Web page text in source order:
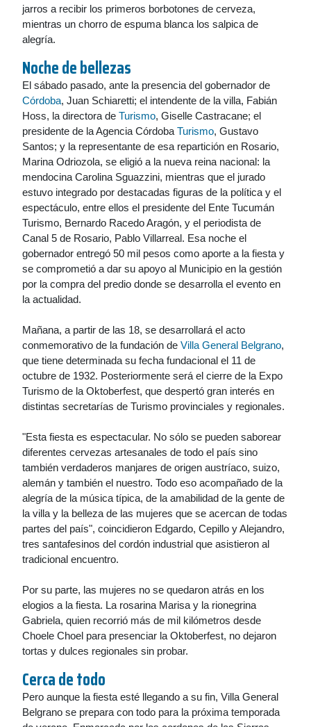
jarros a recibir los primeros borbotones de cerveza,
mientras un chorro de espuma blanca los salpica de
alegría.
Noche de bellezas
El sábado pasado, ante la presencia del gobernador de
Córdoba, Juan Schiaretti; el intendente de la villa, Fabián
Hoss, la directora de Turismo, Giselle Castracane; el
presidente de la Agencia Córdoba Turismo, Gustavo
Santos; y la representante de esa repartición en Rosario,
Marina Odriozola, se eligió a la nueva reina nacional: la
mendocina Carolina Sguazzini, mientras que el jurado
estuvo integrado por destacadas figuras de la política y el
espectáculo, entre ellos el presidente del Ente Tucumán
Turismo, Bernardo Racedo Aragón, y el periodista de
Canal 5 de Rosario, Pablo Villarreal. Esa noche el
gobernador entregó 50 mil pesos como aporte a la fiesta y
se comprometió a dar su apoyo al Municipio en la gestión
por la compra del predio donde se desarrolla el evento en
la actualidad.
Mañana, a partir de las 18, se desarrollará el acto
conmemorativo de la fundación de Villa General Belgrano,
que tiene determinada su fecha fundacional el 11 de
octubre de 1932. Posteriormente será el cierre de la Expo
Turismo de la Oktoberfest, que despertó gran interés en
distintas secretarías de Turismo provinciales y regionales.
"Esta fiesta es espectacular. No sólo se pueden saborear
diferentes cervezas artesanales de todo el país sino
también verdaderos manjares de origen austríaco, suizo,
alemán y también el nuestro. Todo eso acompañado de la
alegría de la música típica, de la amabilidad de la gente de
la villa y la belleza de las mujeres que se acercan de todas
partes del país", coincidieron Edgardo, Cepillo y Alejandro,
tres santafesinos del cordón industrial que asistieron al
tradicional encuentro.
Por su parte, las mujeres no se quedaron atrás en los
elogios a la fiesta. La rosarina Marisa y la rionegrina
Gabriela, quien recorrió más de mil kilómetros desde
Choele Choel para presenciar la Oktoberfest, no dejaron
tortas y dulces regionales sin probar.
Cerca de todo
Pero aunque la fiesta esté llegando a su fin, Villa General
Belgrano se prepara con todo para la próxima temporada